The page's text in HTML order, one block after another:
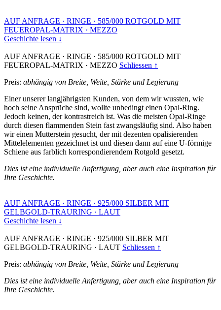
AUF ANFRAGE · RINGE · 585/000 ROTGOLD MIT
FEUEROPAL-MATRIX · MEZZO
Geschichte lesen ↓
AUF ANFRAGE · RINGE · 585/000 ROTGOLD MIT
FEUEROPAL-MATRIX · MEZZO Schliessen ↑
Preis: abhängig von Breite, Weite, Stärke und Legierung
Einer unserer langjährigsten Kunden, von dem wir wussten, wie
hoch seine Ansprüche sind, wollte unbedingt einen Opal-Ring.
Jedoch keinen, der kontrastreich ist. Was die meisten Opal-Ringe
durch diesen flammenden Stein fast zwangsläufig sind. Also haben
wir einen Mutterstein gesucht, der mit dezenten opalisierenden
Mittelelementen gezeichnet ist und diesen dann auf eine U-förmige
Schiene aus farblich korrespondierendem Rotgold gesetzt.
Dies ist eine individuelle Anfertigung, aber auch eine Inspiration für
Ihre Geschichte.
AUF ANFRAGE · RINGE · 925/000 SILBER MIT
GELBGOLD-TRAURING · LAUT
Geschichte lesen ↓
AUF ANFRAGE · RINGE · 925/000 SILBER MIT
GELBGOLD-TRAURING · LAUT Schliessen ↑
Preis: abhängig von Breite, Weite, Stärke und Legierung
Dies ist eine individuelle Anfertigung, aber auch eine Inspiration für
Ihre Geschichte.